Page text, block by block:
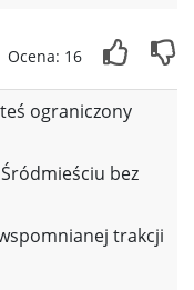
Ocena: 16
ograniczony
Śródmieściu bez
trakcji